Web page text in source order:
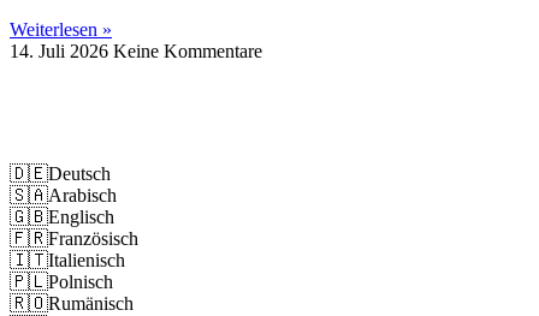
Weiterlesen »
14. Juli 2026 Keine Kommentare
🇩🇪Deutsch
🇸🇦Arabisch
🇬🇧Englisch
🇫🇷Französisch
🇮🇹Italienisch
🇵🇱Polnisch
🇷🇴Rumänisch